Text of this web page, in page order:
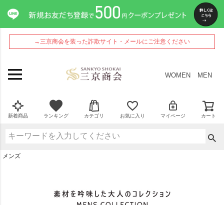
→三京商会を装った詐欺サイト・メールにご注意ください
WOMEN MEN
新着商品 ランキング カテゴリ お気に入り マイページ カート
メンズ